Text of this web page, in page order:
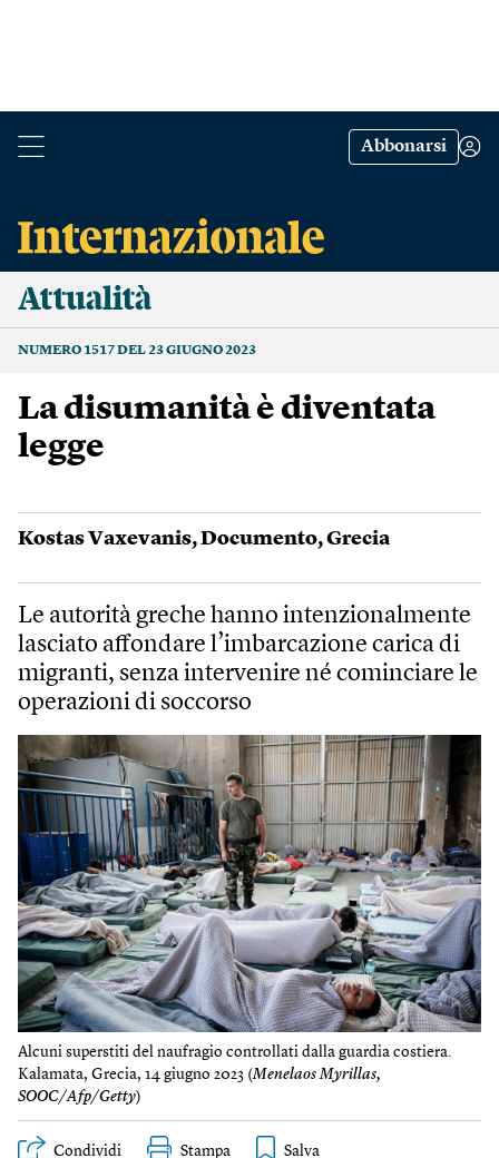
Abbonarsi
Attualità
NUMERO 1517 DEL 23 GIUGNO 2023
La disumanità è diventata
legge
Kostas Vaxevanis,Documento,Grecia
Le autorità greche hanno intenzionalmente
lasciato affondare l’imbarcazione carica di
migranti, senza intervenire né cominciare le
operazioni di soccorso
Alcuni superstiti del naufragio controllati dalla guardia costiera.
Kalamata, Grecia, 14 giugno 2023 (Menelaos Myrillas,
SOOC/Afp/Getty)
Condividi Stampa